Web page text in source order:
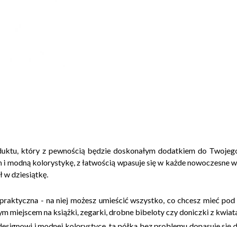
który z pewnością będzie doskonałym dodatkiem do
kolorystykę, z łatwością wpasuje się w każde nowoczesne
w dziesiątkę.
- na niej możesz umieścić wszystko, co chcesz mieć
miejscem na książki, zegarki, drobne bibeloty czy doniczki z